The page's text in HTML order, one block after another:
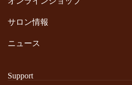
サロン情報
ニュース
Support